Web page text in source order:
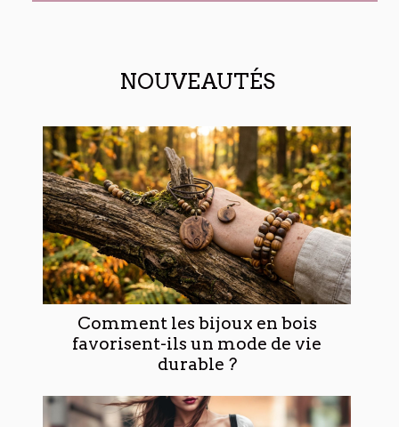
NOUVEAUTÉS
Comment les bijoux en bois
favorisent-ils un mode de vie
durable ?